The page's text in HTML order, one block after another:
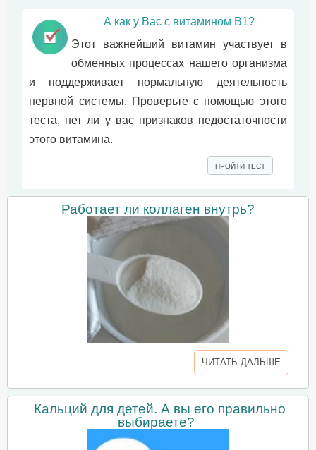
А как у Вас с витамином B1?
Этот важнейший витамин участвует в
обменных процессах нашего организма
и поддерживает нормальную деятельность
нервной системы. Проверьте с помощью этого
теста, нет ли у вас признаков недостаточности
этого витамина.
ПРОЙТИ ТЕСТ
Работает ли коллаген внутрь?
ЧИТАТЬ ДАЛЬШЕ
Кальций для детей. А вы его правильно
выбираете?